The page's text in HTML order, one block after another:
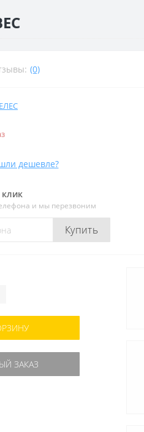
(0)
дешевле?
и мы перезвоним
Купить
ЗАКАЗ